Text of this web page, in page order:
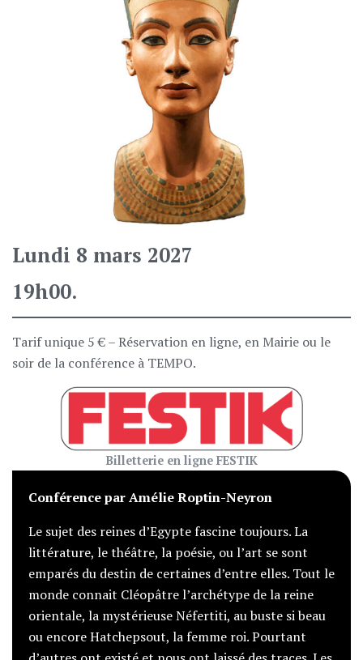
Lundi 8 mars 2027
19h00.
Tarif unique 5 € – Réservation en ligne, en Mairie ou le
soir de la conférence à TEMPO.
Billetterie en ligne FESTIK
Conférence par Amélie Roptin-Neyron
Le sujet des reines d’Egypte fascine toujours. La
littérature, le théâtre, la poésie, ou l’art se sont
emparés du destin de certaines d’entre elles. Tout le
monde connait Cléopâtre l’archétype de la reine
orientale, la mystérieuse Néfertiti, au buste si beau
ou encore Hatchepsout, la femme roi. Pourtant